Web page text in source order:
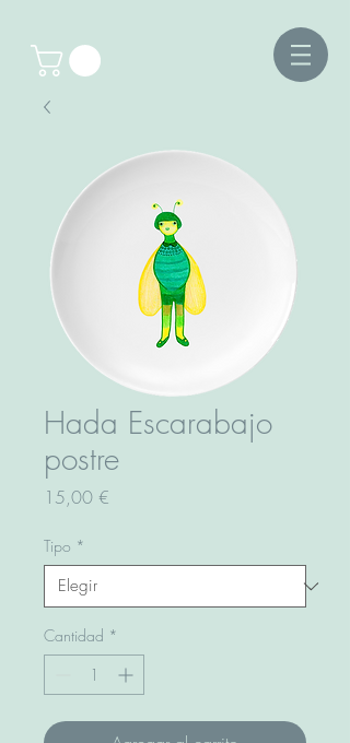
Hada Escarabajo
postre
15,00 €
Tipo *
Cantidad *